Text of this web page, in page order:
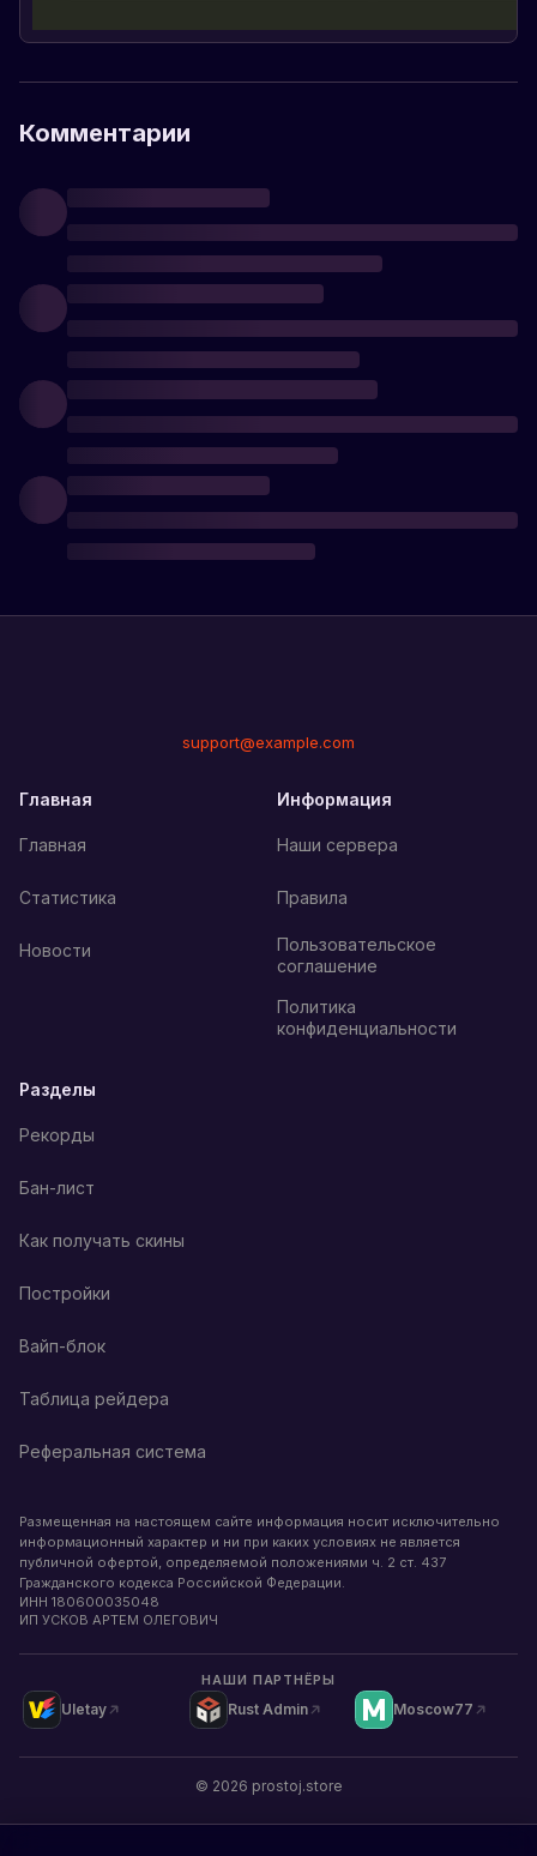
Комментарии
support@example.com
Главная
Главная
Статистика
Новости
Информация
Наши сервера
Правила
Пользовательское
соглашение
Политика
конфиденциальности
Разделы
Рекорды
Бан-лист
Как получать скины
Постройки
Вайп-блок
Таблица рейдера
Реферальная система
Размещенная на настоящем сайте информация носит исключительно
информационный характер и ни при каких условиях не является
публичной офертой, определяемой положениями ч. 2 ст. 437
Гражданского кодекса Российской Федерации.
ИНН 180600035048
ИП УСКОВ АРТЕМ ОЛЕГОВИЧ
НАШИ ПАРТНЁРЫ
Uletay Rust Admin Moscow77
© 2026 prostoj.store